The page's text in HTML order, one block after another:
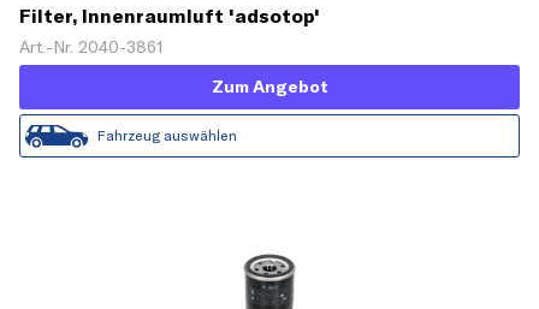
Filter, Innenraumluft 'adsotop'
Art.-Nr. 2040-3861
Zum Angebot
Fahrzeug auswählen